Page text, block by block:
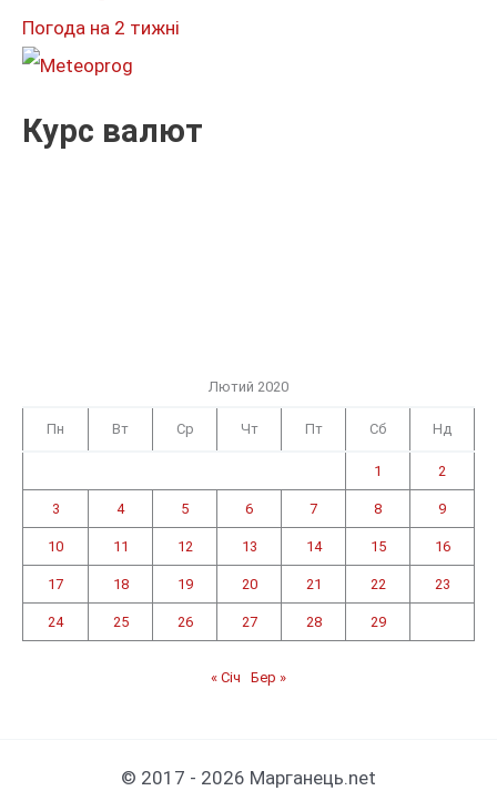
:
Погода на 2 тижні
Курс валют
Лютий 2020
Пн Вт Ср Чт Пт Сб Нд
1 2
3 4 5 6 7 8 9
10 11 12 13 14 15 16
17 18 19 20 21 22 23
24 25 26 27 28 29
« Січ Бер »
© 2017 - 2026 Марганець.net